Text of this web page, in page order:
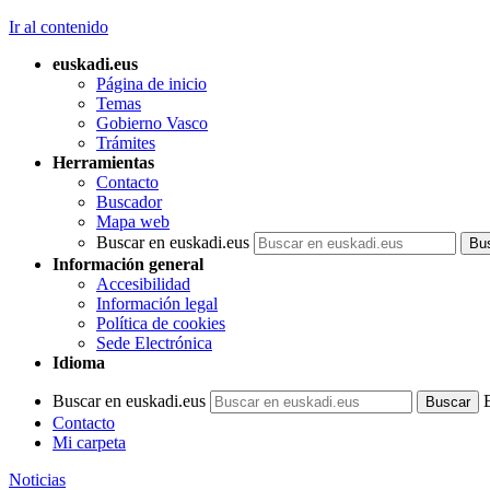
Ir al contenido
euskadi.eus
Página de inicio
Temas
Gobierno Vasco
Trámites
Herramientas
Contacto
Buscador
Mapa web
Buscar en euskadi.eus
Información general
Accesibilidad
Información legal
Política de cookies
Sede Electrónica
Idioma
Buscar en euskadi.eus
Contacto
Mi carpeta
Noticias